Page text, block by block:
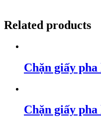
Related products
Chặn giấy
Chặn giấy